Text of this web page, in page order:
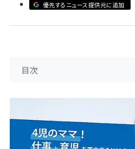
優先するニュース提供元に追加
目次